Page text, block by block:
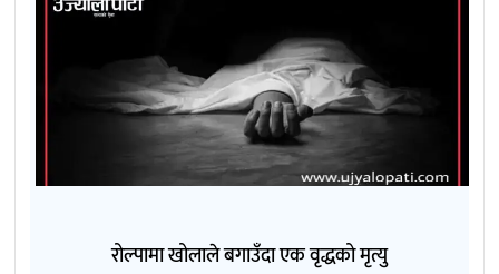
रोल्पामा खोलाले बगाउँदा एक वृद्धको मृत्यु